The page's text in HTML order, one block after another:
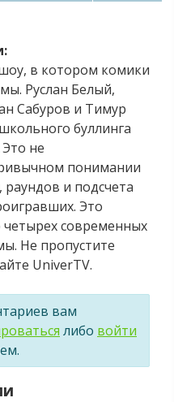
в котором комики
Руслан Белый,
Сабуров и Тимур
буллинга
не
понимании
и подсчета
Это
четырех современных
Не пропустите
UniverTV.
вам
либо войти